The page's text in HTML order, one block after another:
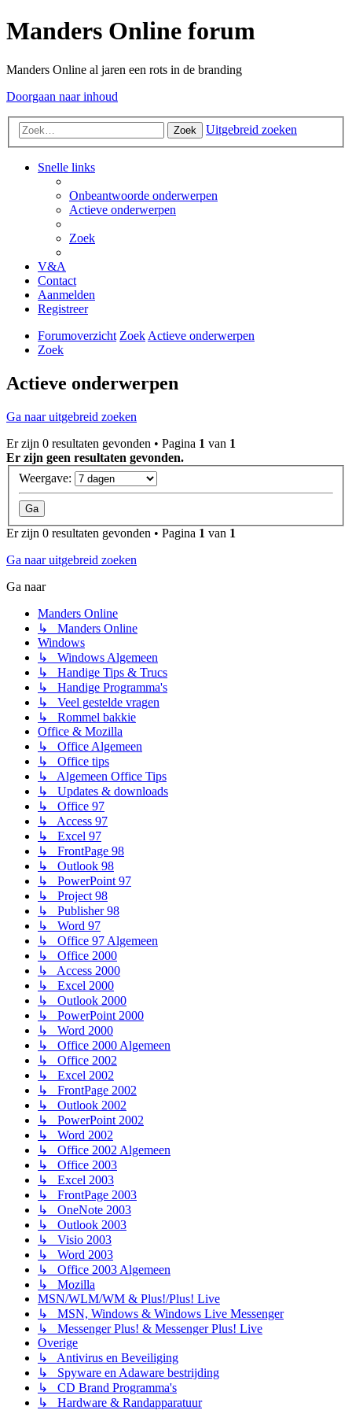
Manders Online forum
Manders Online al jaren een rots in de branding
Doorgaan naar inhoud
Zoek Uitgebreid zoeken
Snelle links
Onbeantwoorde onderwerpen
Actieve onderwerpen
Zoek
V&A
Contact
Aanmelden
Registreer
Forumoverzicht ZoekActieve onderwerpen
Zoek
Actieve onderwerpen
Ga naar uitgebreid zoeken
Er zijn 0 resultaten gevonden • Pagina 1 van 1
Er zijn geen resultaten gevonden.
Weergave:
Er zijn 0 resultaten gevonden • Pagina 1 van 1
Ga naar uitgebreid zoeken
Ga naar
Manders Online
↳ Manders Online
Windows
↳ Windows Algemeen
↳ Handige Tips & Trucs
↳ Handige Programma's
↳ Veel gestelde vragen
↳ Rommel bakkie
Office & Mozilla
↳ Office Algemeen
↳ Office tips
↳ Algemeen Office Tips
↳ Updates & downloads
↳ Office 97
↳ Access 97
↳ Excel 97
↳ FrontPage 98
↳ Outlook 98
↳ PowerPoint 97
↳ Project 98
↳ Publisher 98
↳ Word 97
↳ Office 97 Algemeen
↳ Office 2000
↳ Access 2000
↳ Excel 2000
↳ Outlook 2000
↳ PowerPoint 2000
↳ Word 2000
↳ Office 2000 Algemeen
↳ Office 2002
↳ Excel 2002
↳ FrontPage 2002
↳ Outlook 2002
↳ PowerPoint 2002
↳ Word 2002
↳ Office 2002 Algemeen
↳ Office 2003
↳ Excel 2003
↳ FrontPage 2003
↳ OneNote 2003
↳ Outlook 2003
↳ Visio 2003
↳ Word 2003
↳ Office 2003 Algemeen
↳ Mozilla
MSN/WLM/WM & Plus!/Plus! Live
↳ MSN, Windows & Windows Live Messenger
↳ Messenger Plus! & Messenger Plus! Live
Overige
↳ Antivirus en Beveiliging
↳ Spyware en Adaware bestrijding
↳ CD Brand Programma's
↳ Hardware & Randapparatuur